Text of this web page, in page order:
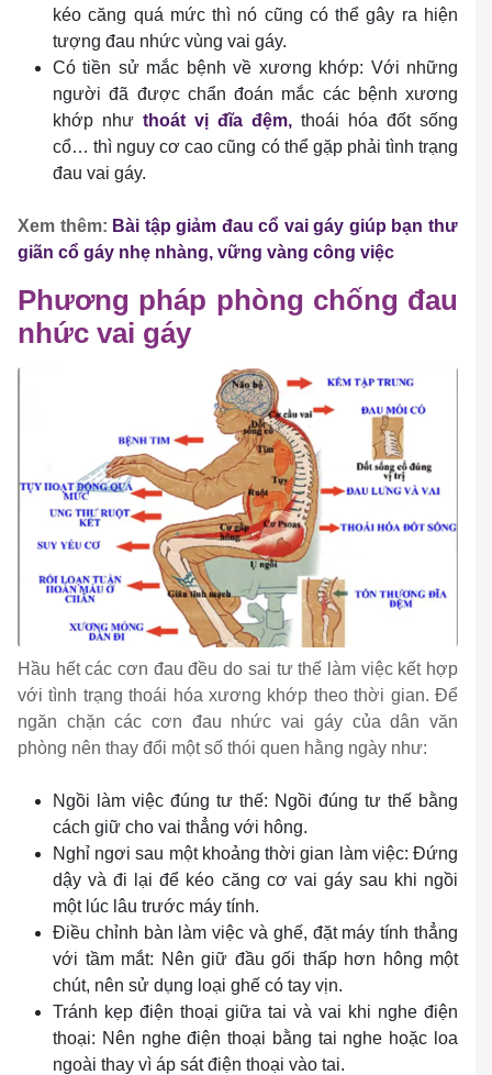
kéo căng quá mức thì nó cũng có thể gây ra hiện
tượng đau nhức vùng vai gáy.
Có tiền sử mắc bệnh về xương khớp: Với những
người đã được chẩn đoán mắc các bệnh xương
khớp như thoát vị đĩa đệm, thoái hóa đốt sống
cổ… thì nguy cơ cao cũng có thể gặp phải tình trạng
đau vai gáy.
Xem thêm: Bài tập giảm đau cổ vai gáy giúp bạn thư
giãn cổ gáy nhẹ nhàng, vững vàng công việc
Phương pháp phòng chống đau
nhức vai gáy
Hầu hết các cơn đau đều do sai tư thế làm việc kết hợp
với tình trạng thoái hóa xương khớp theo thời gian. Để
ngăn chặn các cơn đau nhức vai gáy của dân văn
phòng nên thay đổi một số thói quen hằng ngày như:
Ngồi làm việc đúng tư thế: Ngồi đúng tư thế bằng
cách giữ cho vai thẳng với hông.
Nghỉ ngơi sau một khoảng thời gian làm việc: Đứng
dậy và đi lại để kéo căng cơ vai gáy sau khi ngồi
một lúc lâu trước máy tính.
Điều chỉnh bàn làm việc và ghế, đặt máy tính thẳng
với tầm mắt: Nên giữ đầu gối thấp hơn hông một
chút, nên sử dụng loại ghế có tay vịn.
Tránh kẹp điện thoại giữa tai và vai khi nghe điện
thoại: Nên nghe điện thoại bằng tai nghe hoặc loa
ngoài thay vì áp sát điện thoại vào tai.